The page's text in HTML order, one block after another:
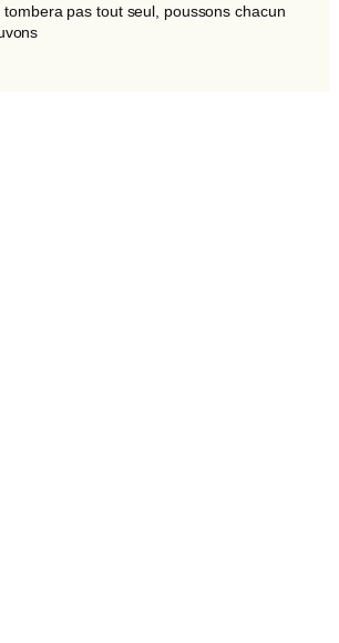
pas tout seul, poussons chacun